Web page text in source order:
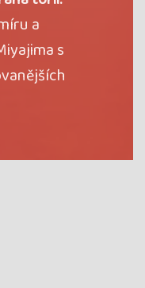
27JAP01161
a
s